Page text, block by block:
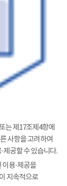
는 제17조제4항에
사항을 고려하여
제공할 수 있습니다.
이용·제공을
지속적으로